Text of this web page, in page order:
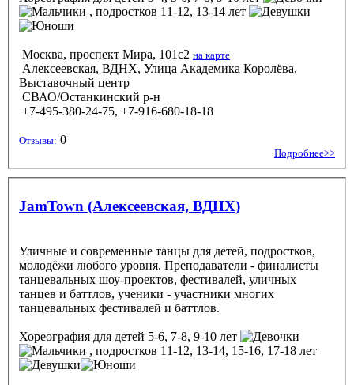
, подростков 11-12, 13-14 лет
Москва, проспект Мира, 101с2 на карте
Алексеевская, ВДНХ, Улица Академика Королёва,
Выставочный центр
СВАО/Останкинский р-н
+7-495-380-24-75, +7-916-680-18-18
Отзывы: 0
Подробнее>>
JamTown (Алексеевская, ВДНХ)
Уличные и современные танцы для детей, подростков,
молодёжи любого уровня. Преподаватели - финалисты
танцевальных шоу-проектов, фестивалей, уличных
танцев и баттлов, ученики - участники многих
танцевальных фестивалей и баттлов.
Хореография для детей 5-6, 7-8, 9-10 лет
, подростков 11-12, 13-14, 15-16, 17-18 лет